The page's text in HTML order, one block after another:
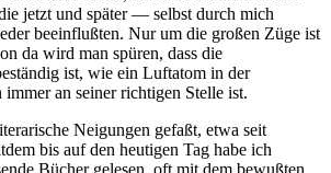
jetzt und später — selbst durch mich
beeinflußten. Nur um die großen Züge ist
da wird man spüren, dass die
ist, wie ein Luftatom in der
an seiner richtigen Stelle ist.
Neigungen gefaßt, etwa seit
bis auf den heutigen Tag habe ich
Bücher gelesen, oft mit dem bewußten